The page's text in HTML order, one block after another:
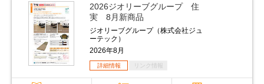
2026ジオリーブグループ 住
実 8月新商品
ジオリーブグループ（株式会社ジュ
ーテック）
2026年8月
詳細情報 リンク情報